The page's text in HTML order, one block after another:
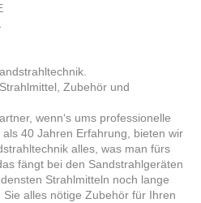
Zubehör und
wenn‘s ums professionelle
40 Jahren Erfahrung, bieten wir
alles, was man fürs
fängt bei den Sandstrahlgeräten
Strahlmitteln noch lange
alles nötige Zubehör für Ihren